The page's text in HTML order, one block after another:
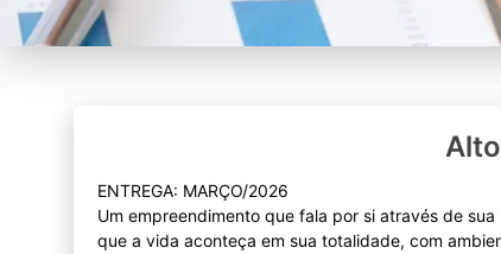
ENTREGA: MARÇO/2026
Um empreendimento que fala por si através de
que a vida aconteça em sua totalidade, com